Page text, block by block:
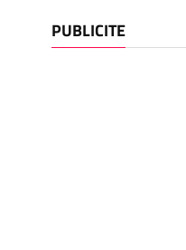
PUBLICITE